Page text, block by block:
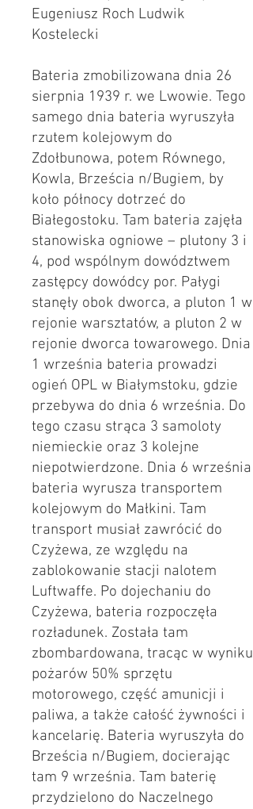
Eugeniusz Roch Ludwik
Kostelecki
Bateria zmobilizowana dnia 26
sierpnia 1939 r. we Lwowie. Tego
samego dnia bateria wyruszyła
rzutem kolejowym do
Zdołbunowa, potem Równego,
Kowla, Brześcia n/Bugiem, by
koło północy dotrzeć do
Białegostoku. Tam bateria zajęła
stanowiska ogniowe – plutony 3 i
4, pod wspólnym dowództwem
zastępcy dowódcy por. Pałygi
stanęły obok dworca, a pluton 1 w
rejonie warsztatów, a pluton 2 w
rejonie dworca towarowego. Dnia
1 września bateria prowadzi
ogień OPL w Białymstoku, gdzie
przebywa do dnia 6 września. Do
tego czasu strąca 3 samoloty
niemieckie oraz 3 kolejne
niepotwierdzone. Dnia 6 września
bateria wyrusza transportem
kolejowym do Małkini. Tam
transport musiał zawrócić do
Czyżewa, ze względu na
zablokowanie stacji nalotem
Luftwaffe. Po dojechaniu do
Czyżewa, bateria rozpoczęła
rozładunek. Została tam
zbombardowana, tracąc w wyniku
pożarów 50% sprzętu
motorowego, część amunicji i
paliwa, a także całość żywności i
kancelarię. Bateria wyruszyła do
Brześcia n/Bugiem, docierając
tam 9 września. Tam baterię
przydzielono do Naczelnego